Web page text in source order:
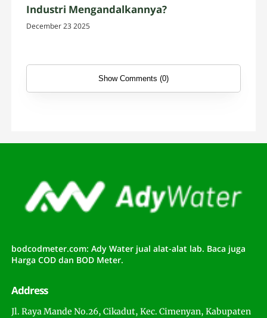
Industri Mengandalkannya?
December 23 2025
Show Comments (0)
bodcodmeter.com: Ady Water jual alat-alat lab. Baca juga
Harga COD dan BOD Meter.
Address
Jl. Raya Mande No.26, Cikadut, Kec. Cimenyan, Kabupaten